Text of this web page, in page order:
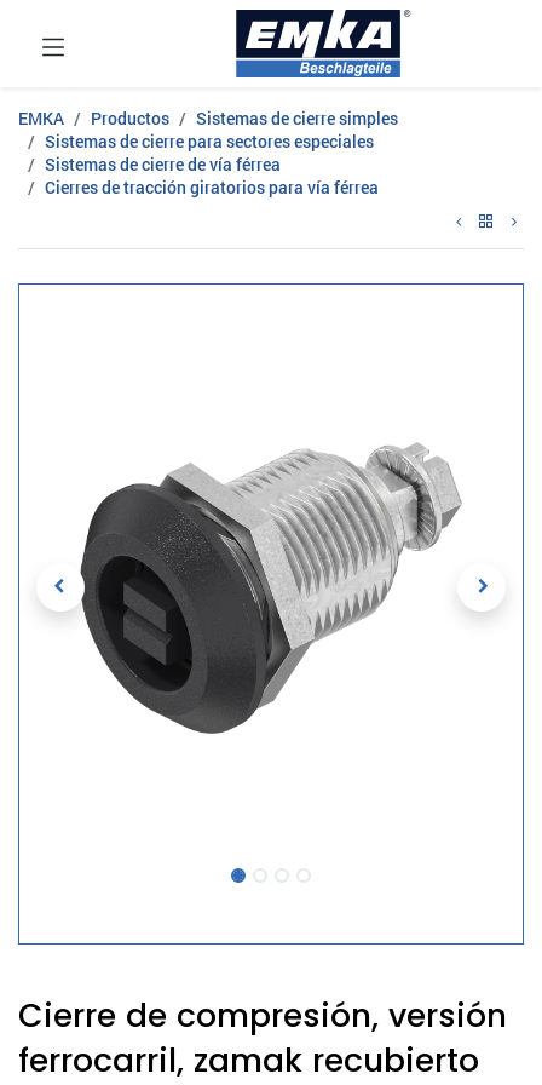
EMKA Productos
Sistemas de cierre simples
Sistemas de cierre para sectores especiales
Sistemas de cierre de vía férrea
Cierres de tracción giratorios para vía férrea
Cierre de compresión, versión
ferrocarril, zamak recubierto